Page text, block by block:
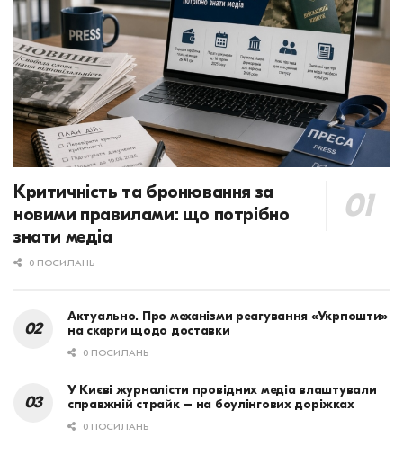
Критичність та бронювання за
новими правилами: що потрібно
знати медіа
0 ПОСИЛАНЬ
Актуально. Про механізми реагування «Укрпошти»
на скарги щодо доставки
0 ПОСИЛАНЬ
У Києві журналісти провідних медіа влаштували
справжній страйк – на боулінгових доріжках
0 ПОСИЛАНЬ